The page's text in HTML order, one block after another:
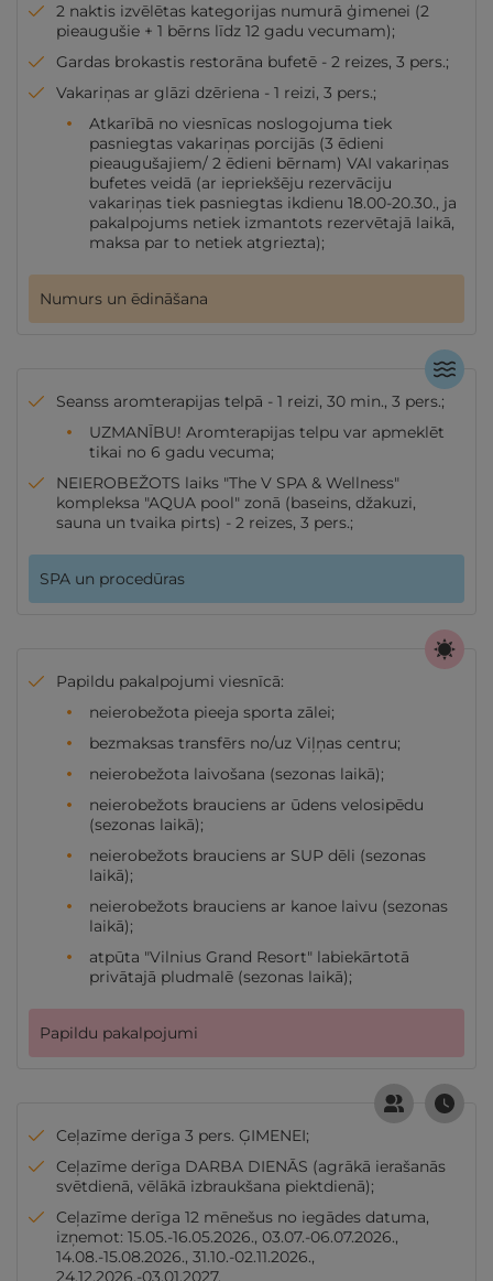
2 naktis izvēlētas kategorijas numurā ģimenei (2
pieaugušie + 1 bērns līdz 12 gadu vecumam);
Gardas brokastis restorāna bufetē - 2 reizes, 3 pers.;
Vakariņas ar glāzi dzēriena - 1 reizi, 3 pers.;
Atkarībā no viesnīcas noslogojuma tiek
pasniegtas vakariņas porcijās (3 ēdieni
pieaugušajiem/ 2 ēdieni bērnam) VAI vakariņas
bufetes veidā (ar iepriekšēju rezervāciju
vakariņas tiek pasniegtas ikdienu 18.00-20.30., ja
pakalpojums netiek izmantots rezervētajā laikā,
maksa par to netiek atgriezta);
Numurs un ēdināšana
Seanss aromterapijas telpā - 1 reizi, 30 min., 3 pers.;
UZMANĪBU! Aromterapijas telpu var apmeklēt
tikai no 6 gadu vecuma;
NEIEROBEŽOTS laiks "The V SPA & Wellness"
kompleksa "AQUA pool" zonā (baseins, džakuzi,
sauna un tvaika pirts) - 2 reizes, 3 pers.;
SPA un procedūras
Papildu pakalpojumi viesnīcā:
neierobežota pieeja sporta zālei;
bezmaksas transfērs no/uz Viļņas centru;
neierobežota laivošana (sezonas laikā);
neierobežots brauciens ar ūdens velosipēdu
(sezonas laikā);
neierobežots brauciens ar SUP dēli (sezonas
laikā);
neierobežots brauciens ar kanoe laivu (sezonas
laikā);
atpūta "Vilnius Grand Resort" labiekārtotā
privātajā pludmalē (sezonas laikā);
Papildu pakalpojumi
Ceļazīme derīga 3 pers. ĢIMENEI;
Ceļazīme derīga DARBA DIENĀS (agrākā ierašanās
svētdienā, vēlākā izbraukšana piektdienā);
Ceļazīme derīga 12 mēnešus no iegādes datuma,
izņemot: 15.05.-16.05.2026., 03.07.-06.07.2026.,
14.08.-15.08.2026., 31.10.-02.11.2026.,
24.12.2026.-03.01.2027.